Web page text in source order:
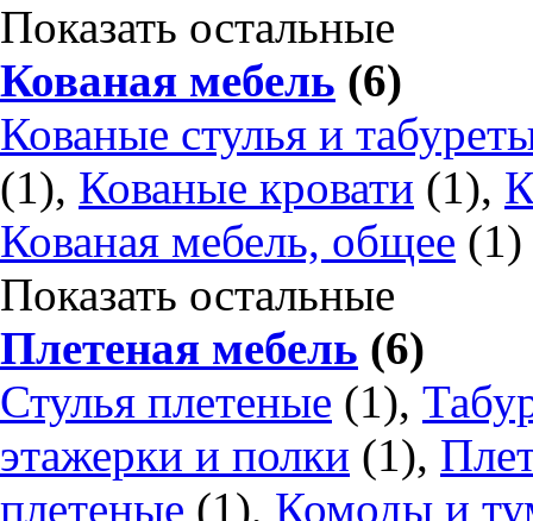
Показать остальные
Кованая мебель (6)
Кованые стулья и
(1), Кованые кровати (1),
Кованая мебель, общее (1)
Показать остальные
Плетеная мебель (6)
Стулья плетеные (1),
этажерки и полки (1),
плетеные (1), Комоды и